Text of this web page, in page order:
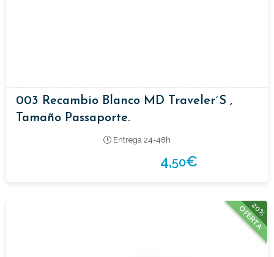
003 Recambio Blanco MD Traveler´s ,
Tamaño Passaporte.
Entrega 24-48h
4,50€
20%
OFERTA